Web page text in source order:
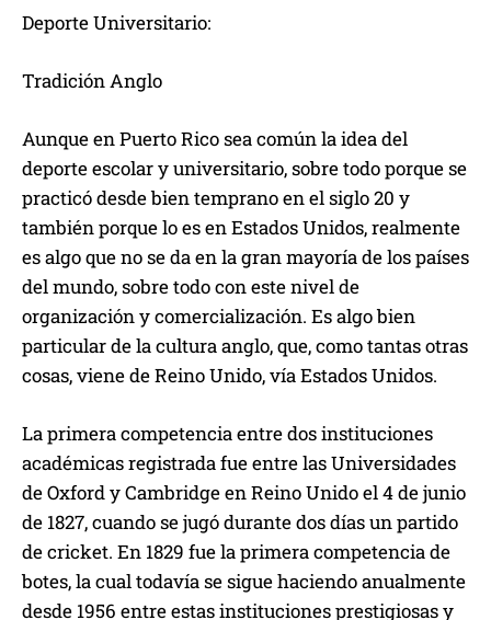
Deporte Universitario:
Tradición Anglo
Aunque en Puerto Rico sea común la idea del
deporte escolar y universitario, sobre todo porque se
practicó desde bien temprano en el siglo 20 y
también porque lo es en Estados Unidos, realmente
es algo que no se da en la gran mayoría de los países
del mundo, sobre todo con este nivel de
organización y comercialización. Es algo bien
particular de la cultura anglo, que, como tantas otras
cosas, viene de Reino Unido, vía Estados Unidos.
La primera competencia entre dos instituciones
académicas registrada fue entre las Universidades
de Oxford y Cambridge en Reino Unido el 4 de junio
de 1827, cuando se jugó durante dos días un partido
de cricket. En 1829 fue la primera competencia de
botes, la cual todavía se sigue haciendo anualmente
desde 1956 entre estas instituciones prestigiosas y